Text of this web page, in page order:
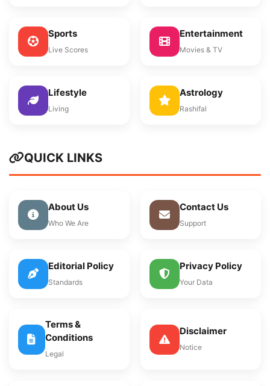
Sports
Live Scores
Entertainment
Movies & TV
Lifestyle
Living
Astrology
Rashifal
QUICK LINKS
About Us
Who We Are
Contact Us
Support
Editorial Policy
Standards
Privacy Policy
Your Data
Terms &
Conditions
Legal
Disclaimer
Notice